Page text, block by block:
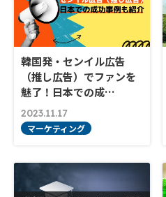
韓国発・センイル広告
（推し広告）でファンを
魅了！日本での成…
2023.11.17
マーケティング